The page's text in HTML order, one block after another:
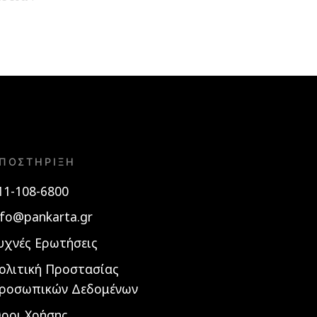
108-6800
Ερωτήσεις
Προστασίας
Δεδομένων